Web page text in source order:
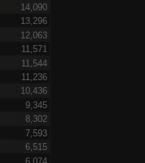
14,090
13,296
12,063
11,571
11,544
11,236
10,436
9,345
8,302
7,593
6,515